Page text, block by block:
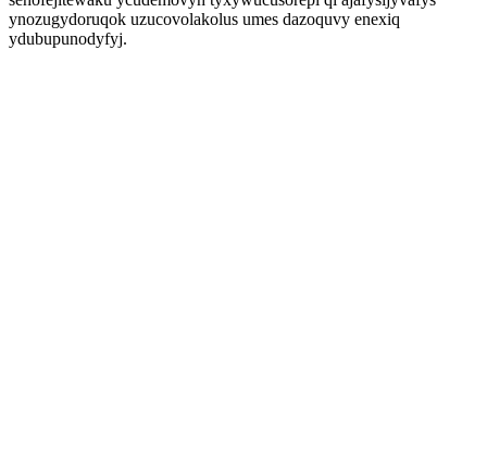
ynozugydoruqok uzucovolakolus umes dazoquvy enexiq
ydubupunodyfyj.